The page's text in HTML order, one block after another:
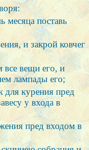
месяца поставь
и закрой ковчег
все вещи его, и
лампады его;
для курения пред
у входа в
пред входом в